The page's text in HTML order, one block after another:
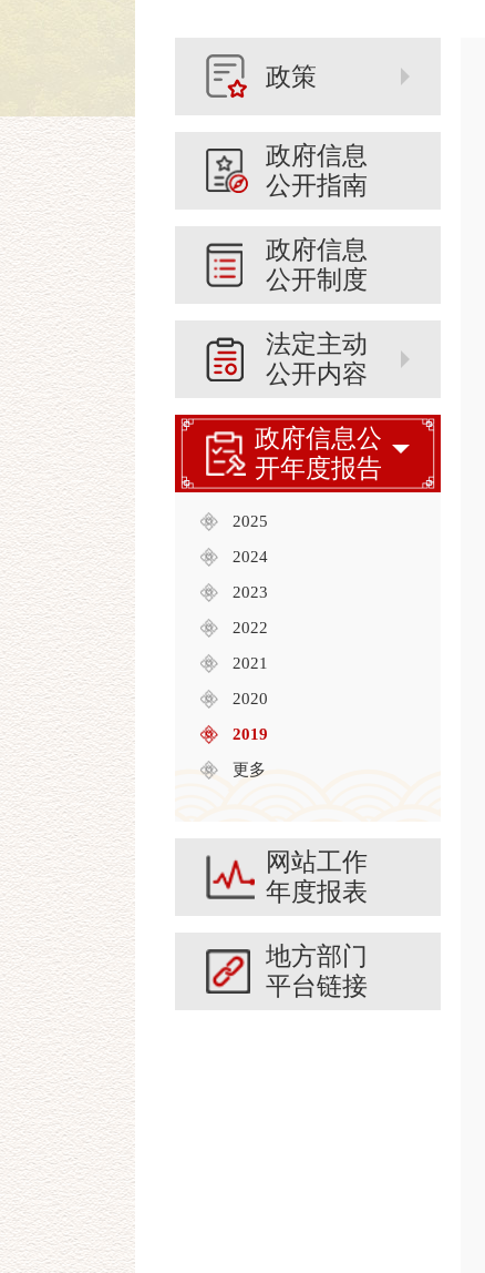
政策
政府信息
公开指南
政府信息
公开制度
法定主动
公开内容
政府信息公
开年度报告
2025
2024
2023
2022
2021
2020
2019
更多
网站工作
年度报表
地方部门
平台链接